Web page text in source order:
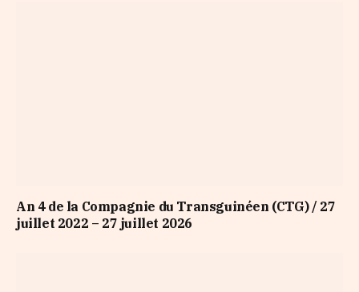
An 4 de la Compagnie du Transguinéen (CTG) / 27
juillet 2022 – 27 juillet 2026